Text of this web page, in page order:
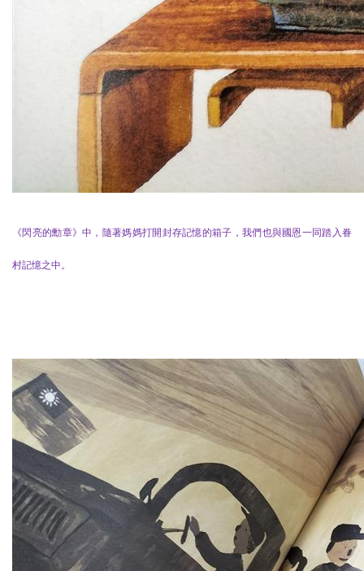
《閃亮的勳章》中，隨著媽媽打開封存記憶的箱子，我們也與國恩一同踏入眷
村記憶之中。